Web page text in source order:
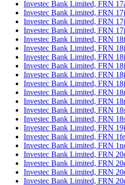
Investec Bank Limited, FRN
Investec Bank Limited, FRN
Investec Bank Limited, FRN
Investec Bank Limited, FRN
Investec Bank Limited, FRN
Investec Bank Limited, FRN
Investec Bank Limited, FRN
Investec Bank Limited, FRN
Investec Bank Limited, FRN
Investec Bank Limited, FRN
Investec Bank Limited, FRN
Investec Bank Limited, FRN
Investec Bank Limited, FRN
Investec Bank Limited, FRN
Investec Bank Limited, FRN
Investec Bank Limited, FRN
Investec Bank Limited, FRN
Investec Bank Limited, FRN
Investec Bank Limited, FRN
Investec Bank Limited, FRN
Investec Bank Limited, FRN